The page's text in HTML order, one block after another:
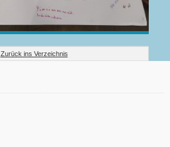
Zurück ins Verzeichnis